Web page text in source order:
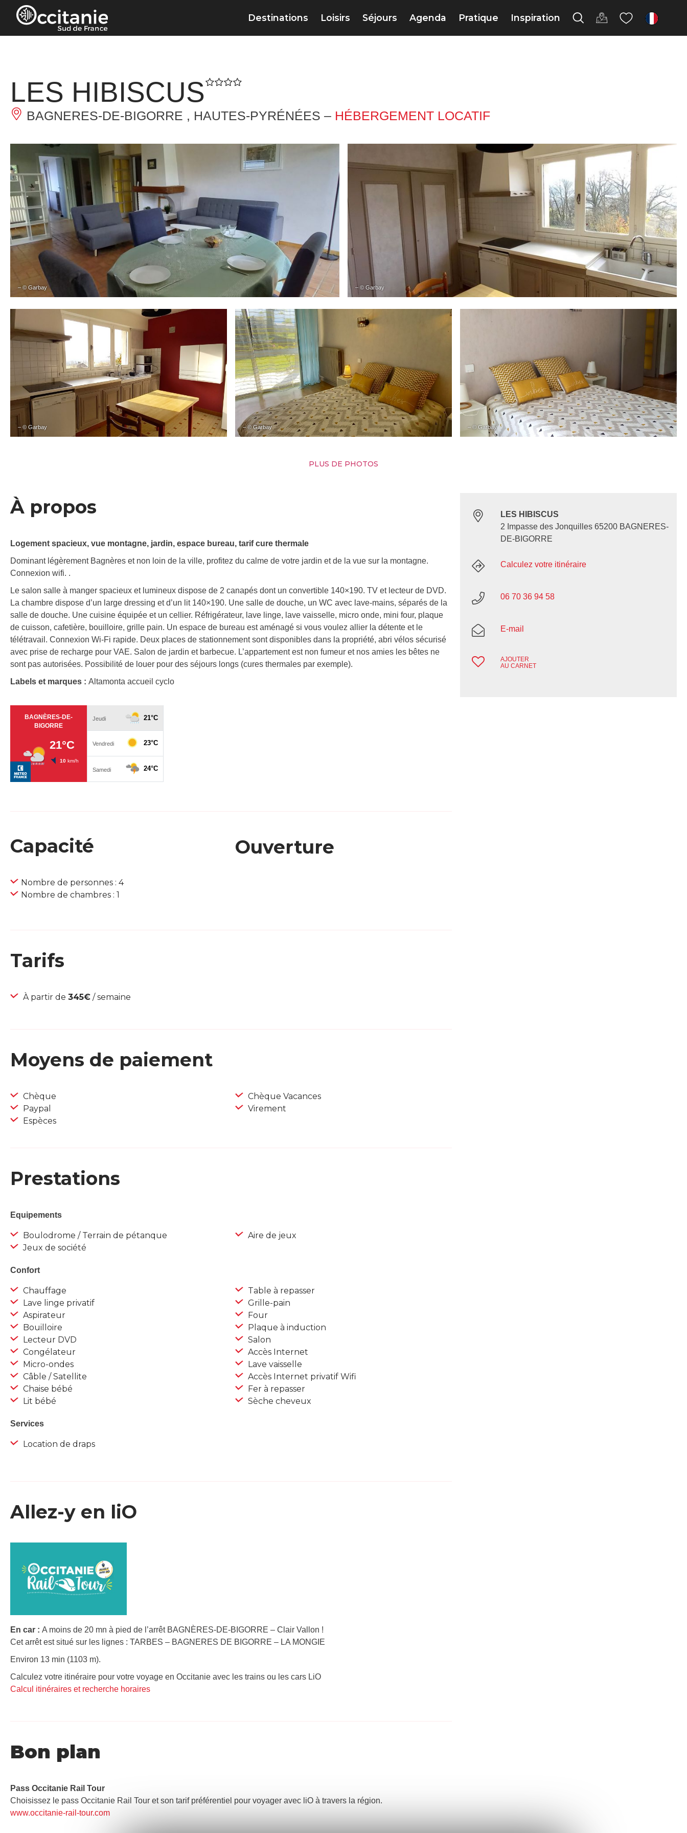
Panneau de gestion des cookies
Destinations Loisirs Séjours Agenda Pratique Inspiration fr
LES HIBISCUS
BAGNERES-DE-BIGORRE , HAUTES-PYRÉNÉES – HÉBERGEMENT LOCATIF
– © Garbay – © Garbay
– © Garbay – © Garbay – © Garbay
PLUS DE PHOTOS
À propos
Logement spacieux, vue montagne, jardin, espace bureau, tarif cure thermale
Dominant légèrement Bagnères et non loin de la ville, profitez du calme de votre jardin et de la vue sur la montagne.
Connexion wifi. .
Le salon salle à manger spacieux et lumineux dispose de 2 canapés dont un convertible 140×190. TV et lecteur de DVD.
La chambre dispose d’un large dressing et d’un lit 140×190. Une salle de douche, un WC avec lave-mains, séparés de la
salle de douche. Une cuisine équipée et un cellier. Réfrigérateur, lave linge, lave vaisselle, micro onde, mini four, plaque
de cuisson, cafetière, bouilloire, grille pain. Un espace de bureau est aménagé si vous voulez allier la détente et le
télétravail. Connexion Wi-Fi rapide. Deux places de stationnement sont disponibles dans la propriété, abri vélos sécurisé
avec prise de recharge pour VAE. Salon de jardin et barbecue. L’appartement est non fumeur et nos amies les bêtes ne
sont pas autorisées. Possibilité de louer pour des séjours longs (cures thermales par exemple).
Labels et marques : Altamonta accueil cyclo
Capacité
Nombre de personnes : 4
Nombre de chambres : 1
Ouverture
Tarifs
À partir de 345€ / semaine
Moyens de paiement
Chèque
Paypal
Espèces
Chèque Vacances
Virement
Prestations
Equipements
Boulodrome / Terrain de pétanque
Jeux de société
Aire de jeux
Confort
Chauffage
Lave linge privatif
Aspirateur
Bouilloire
Lecteur DVD
Congélateur
Micro-ondes
Câble / Satellite
Chaise bébé
Lit bébé
Table à repasser
Grille-pain
Four
Plaque à induction
Salon
Accès Internet
Lave vaisselle
Accès Internet privatif Wifi
Fer à repasser
Sèche cheveux
Services
Location de draps
Allez-y en liO
En car : A moins de 20 mn à pied de l’arrêt BAGNÈRES-DE-BIGORRE – Clair Vallon !
Cet arrêt est situé sur les lignes : TARBES – BAGNERES DE BIGORRE – LA MONGIE
Environ 13 min (1103 m).
Calculez votre itinéraire pour votre voyage en Occitanie avec les trains ou les cars LiO
Calcul itinéraires et recherche horaires
Bon plan
Pass Occitanie Rail Tour​
Choisissez le pass Occitanie Rail Tour et son tarif préférentiel pour voyager avec liO à travers la région.
www.occitanie-rail-tour.com
LES HIBISCUS
2 Impasse des Jonquilles 65200 BAGNERES-
DE-BIGORRE
Calculez votre itinéraire
06 70 36 94 58
E-mail
AJOUTER
AU CARNET